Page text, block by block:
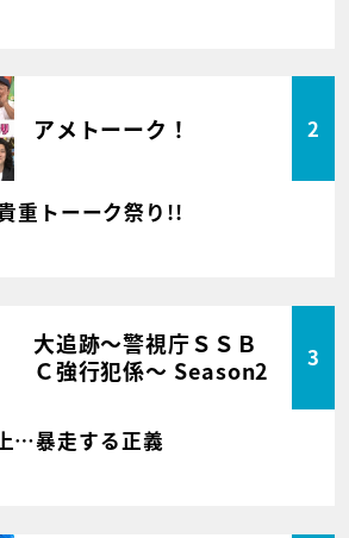
アメトーーク！ 2
重トーーク祭り!!
大追跡～警視庁ＳＳＢ
Ｃ強行犯係～ Season2
3
…暴走する正義